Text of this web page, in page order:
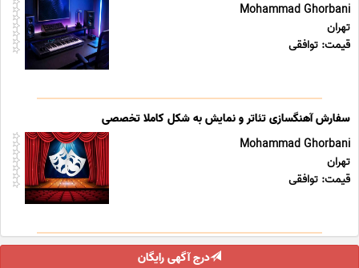
Mohammad Ghorbani
تهران
قیمت: توافقی
سفارش آهنگسازی تئاتر و نمایش به شکل کاملا تخصصی
Mohammad Ghorbani
تهران
قیمت: توافقی
درج آگهی رایگان